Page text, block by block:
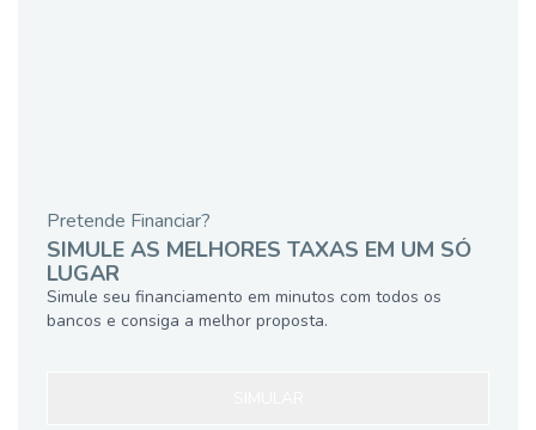
Pretende Financiar?
SIMULE AS MELHORES TAXAS EM UM SÓ
LUGAR
Simule seu financiamento em minutos com todos os
bancos e consiga a melhor proposta.